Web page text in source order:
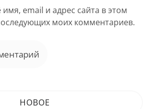
email и адрес сайта в этом
моих комментариев.
НОВОЕ